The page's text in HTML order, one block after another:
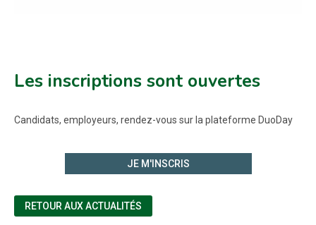
Les inscriptions sont ouvertes
Candidats, employeurs, rendez-vous sur la plateforme DuoDay
JE M'INSCRIS
RETOUR AUX ACTUALITÉS